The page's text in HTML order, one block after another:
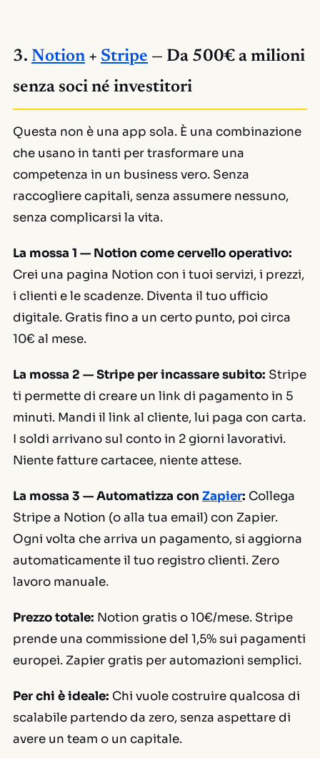
3. Notion + Stripe — Da 500€ a milioni
senza soci né investitori
Questa non è una app sola. È una combinazione
che usano in tanti per trasformare una
competenza in un business vero. Senza
raccogliere capitali, senza assumere nessuno,
senza complicarsi la vita.
La mossa 1 — Notion come cervello operativo:
Crei una pagina Notion con i tuoi servizi, i prezzi,
i clienti e le scadenze. Diventa il tuo ufficio
digitale. Gratis fino a un certo punto, poi circa
10€ al mese.
La mossa 2 — Stripe per incassare subito: Stripe
ti permette di creare un link di pagamento in 5
minuti. Mandi il link al cliente, lui paga con carta.
I soldi arrivano sul conto in 2 giorni lavorativi.
Niente fatture cartacee, niente attese.
La mossa 3 — Automatizza con Zapier: Collega
Stripe a Notion (o alla tua email) con Zapier.
Ogni volta che arriva un pagamento, si aggiorna
automaticamente il tuo registro clienti. Zero
lavoro manuale.
Prezzo totale: Notion gratis o 10€/mese. Stripe
prende una commissione del 1,5% sui pagamenti
europei. Zapier gratis per automazioni semplici.
Per chi è ideale: Chi vuole costruire qualcosa di
scalabile partendo da zero, senza aspettare di
avere un team o un capitale.